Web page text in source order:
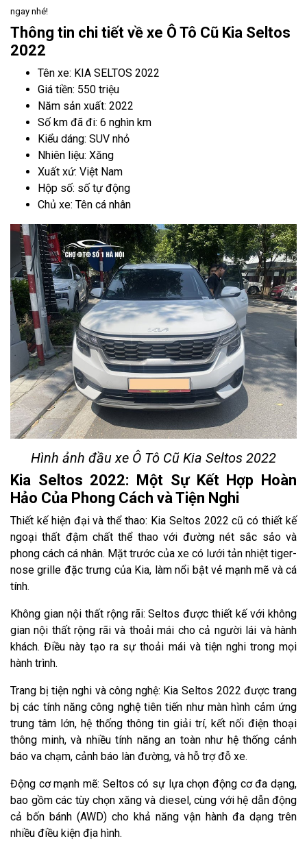
ngay nhé!
Thông tin chi tiết về xe Ô Tô Cũ Kia Seltos
2022
Tên xe: KIA SELTOS 2022
Giá tiền: 550 triệu
Năm sản xuất: 2022
Số km đã đi: 6 nghìn km
Kiểu dáng: SUV nhỏ
Nhiên liệu: Xăng
Xuất xứ: Việt Nam
Hộp số: số tự động
Chủ xe: Tên cá nhân
Hình ảnh đầu xe Ô Tô Cũ Kia Seltos 2022
Kia Seltos 2022: Một Sự Kết Hợp Hoàn
Hảo Của Phong Cách và Tiện Nghi
Thiết kế hiện đại và thể thao: Kia Seltos 2022 cũ có thiết kế
ngoại thất đậm chất thể thao với đường nét sắc sảo và
phong cách cá nhân. Mặt trước của xe có lưới tản nhiệt tiger-
nose grille đặc trưng của Kia, làm nổi bật vẻ mạnh mẽ và cá
tính.
Không gian nội thất rộng rãi: Seltos được thiết kế với không
gian nội thất rộng rãi và thoải mái cho cả người lái và hành
khách. Điều này tạo ra sự thoải mái và tiện nghi trong mọi
hành trình.
Trang bị tiện nghi và công nghệ: Kia Seltos 2022 được trang
bị các tính năng công nghệ tiên tiến như màn hình cảm ứng
trung tâm lớn, hệ thống thông tin giải trí, kết nối điện thoại
thông minh, và nhiều tính năng an toàn như hệ thống cảnh
báo va chạm, cảnh báo làn đường, và hỗ trợ đỗ xe.
Động cơ mạnh mẽ: Seltos có sự lựa chọn động cơ đa dạng,
bao gồm các tùy chọn xăng và diesel, cùng với hệ dẫn động
cả bốn bánh (AWD) cho khả năng vận hành đa dạng trên
nhiều điều kiện địa hình.